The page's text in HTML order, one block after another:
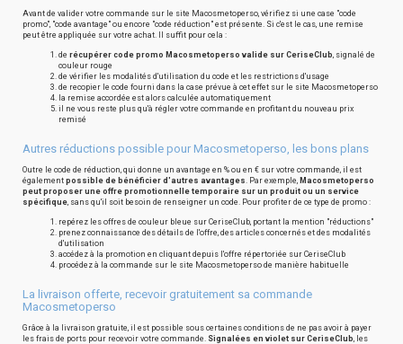
Avant de valider votre commande sur le site Macosmetoperso, vérifiez si une case "code
promo", "code avantage" ou encore "code réduction" est présente. Si c'est le cas, une remise
peut être appliquée sur votre achat. Il suffit pour cela :
de récupérer code promo Macosmetoperso valide sur CeriseClub, signalé de
couleur rouge
de vérifier les modalités d'utilisation du code et les restrictions d'usage
de recopier le code fourni dans la case prévue à cet effet sur le site Macosmetoperso
la remise accordée est alors calculée automatiquement
il ne vous reste plus qu'à régler votre commande en profitant du nouveau prix
remisé
Autres réductions possible pour Macosmetoperso, les bons plans
Outre le code de réduction, qui donne un avantage en % ou en € sur votre commande, il est
également possible de bénéficier d'autres avantages. Par exemple, Macosmetoperso
peut proposer une offre promotionnelle temporaire sur un produit ou un service
spécifique, sans qu'il soit besoin de renseigner un code. Pour profiter de ce type de promo :
repérez les offres de couleur bleue sur CeriseClub, portant la mention "réductions"
prenez connaissance des détails de l'offre, des articles concernés et des modalités
d'utilisation
accédez à la promotion en cliquant depuis l'offre répertoriée sur CeriseClub
procédez à la commande sur le site Macosmetoperso de manière habituelle
La livraison offerte, recevoir gratuitement sa commande
Macosmetoperso
Grâce à la livraison gratuite, il est possible sous certaines conditions de ne pas avoir à payer
les frais de ports pour recevoir votre commande. Signalées en violet sur CeriseClub, les